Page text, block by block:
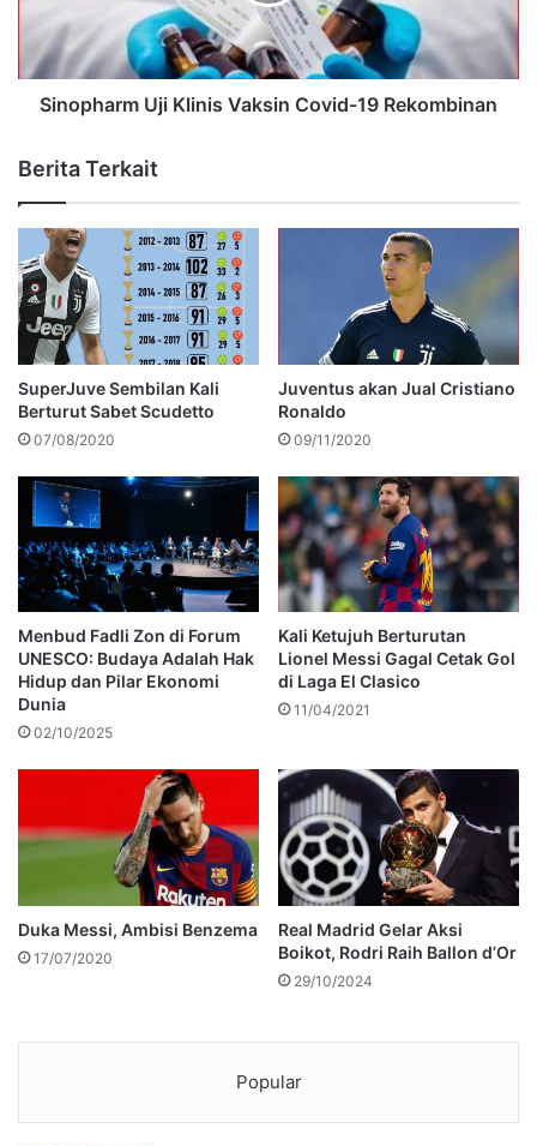
Sinopharm Uji Klinis Vaksin Covid-19 Rekombinan
Berita Terkait
SuperJuve Sembilan Kali
Berturut Sabet Scudetto
07/08/2020
Juventus akan Jual Cristiano
Ronaldo
09/11/2020
Menbud Fadli Zon di Forum
UNESCO: Budaya Adalah Hak
Hidup dan Pilar Ekonomi
Dunia
02/10/2025
Kali Ketujuh Berturutan
Lionel Messi Gagal Cetak Gol
di Laga El Clasico
11/04/2021
Duka Messi, Ambisi Benzema
17/07/2020
Real Madrid Gelar Aksi
Boikot, Rodri Raih Ballon d’Or
29/10/2024
Popular